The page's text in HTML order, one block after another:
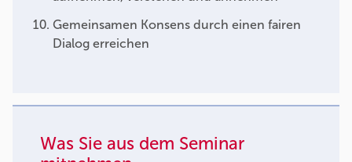
Gemeinsamen Konsens durch einen fairen
Dialog erreichen
Was Sie aus dem Seminar